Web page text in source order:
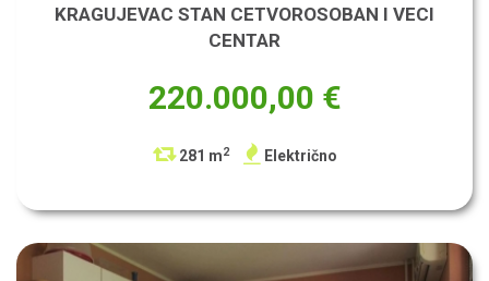
KRAGUJEVAC STAN CETVOROSOBAN I VECI
CENTAR
220.000,00 €
281 m2 Električno